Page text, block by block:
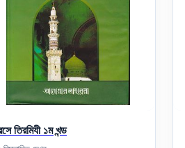
তিরমিযী ১ম খন্ড